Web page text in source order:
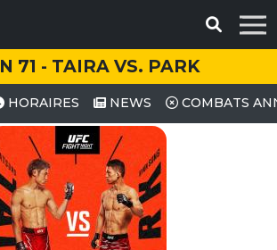
71 - TAIRA VS. PARK
HORAIRES NEWS COMBATS